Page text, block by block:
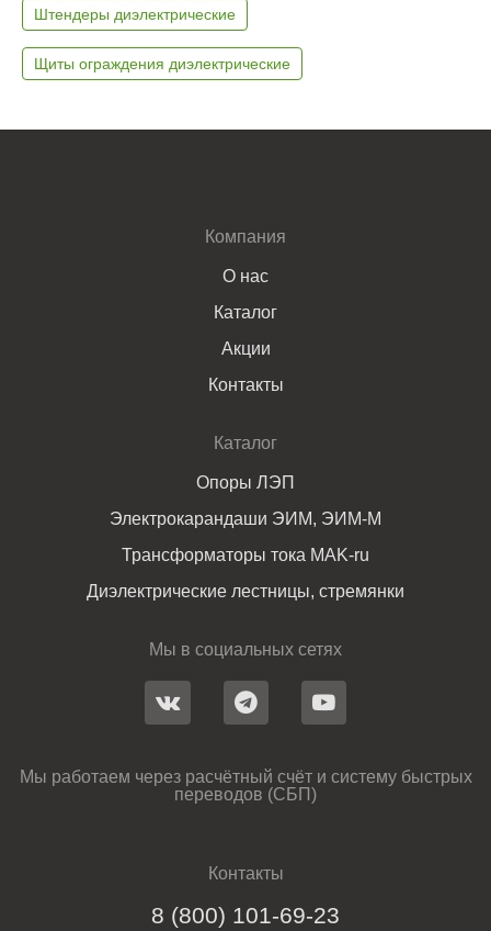
Штендеры диэлектрические
Щиты ограждения диэлектрические
Компания
О нас
Каталог
Акции
Контакты
Каталог
Опоры ЛЭП
Электрокарандаши ЭИМ, ЭИМ-М
Трансформаторы тока MAK-ru
Диэлектрические лестницы, стремянки
Мы в социальных сетях
Мы работаем через расчётный счёт и систему быстрых
переводов (СБП)
Контакты
8 (800) 101-69-23